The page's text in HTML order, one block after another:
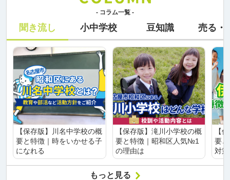
- コラム一覧 -
聞き流し 小中学校 豆知識 売る・
【保存版】川名中学校の概
要と特徴｜時をいかせる子
になれる
【保存版】滝川小学校の概
要と特徴｜昭和区人気№1
の理由は
【
要
対
もっと見る